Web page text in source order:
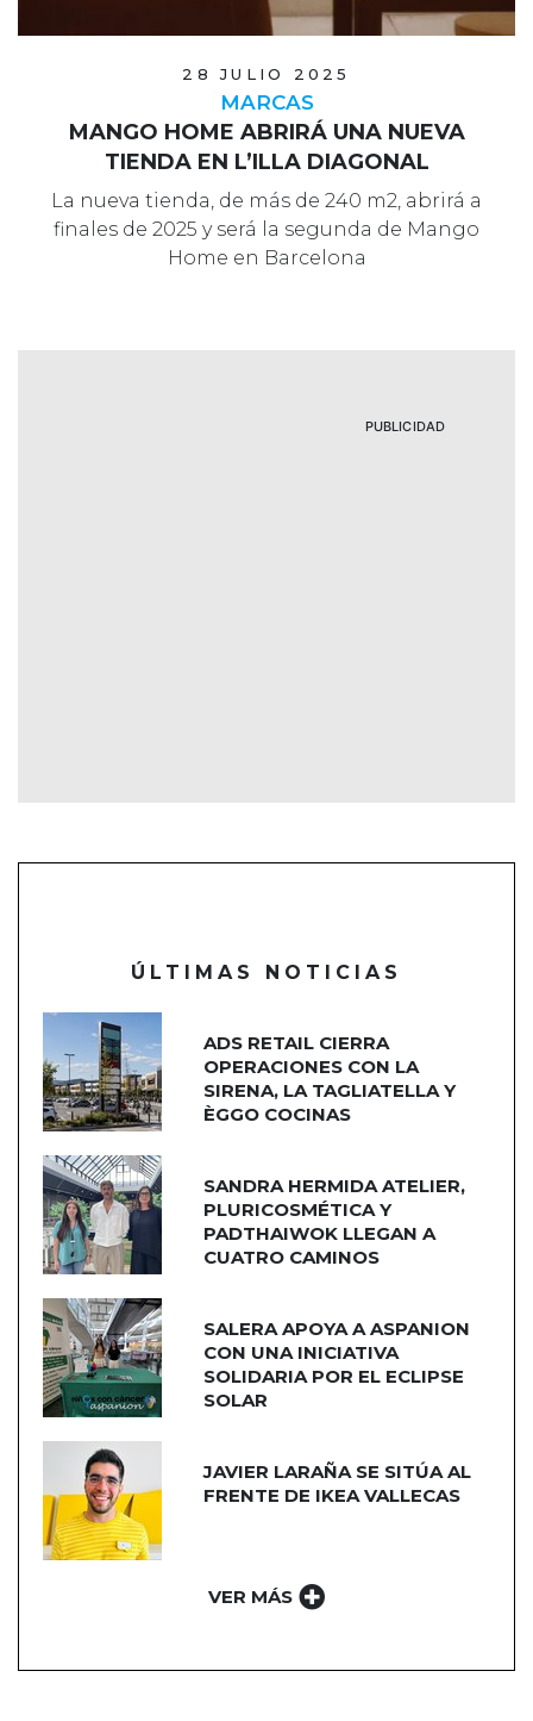
28 JULIO 2025
MARCAS
MANGO HOME ABRIRÁ UNA NUEVA
TIENDA EN L’ILLA DIAGONAL
La nueva tienda, de más de 240 m2, abrirá a
finales de 2025 y será la segunda de Mango
Home en Barcelona
PUBLICIDAD
ÚLTIMAS NOTICIAS
ADS RETAIL CIERRA
OPERACIONES CON LA
SIRENA, LA TAGLIATELLA Y
ÈGGO COCINAS
SANDRA HERMIDA ATELIER,
PLURICOSMÉTICA Y
PADTHAIWOK LLEGAN A
CUATRO CAMINOS
SALERA APOYA A ASPANION
CON UNA INICIATIVA
SOLIDARIA POR EL ECLIPSE
SOLAR
JAVIER LARAÑA SE SITÚA AL
FRENTE DE IKEA VALLECAS
VER MÁS